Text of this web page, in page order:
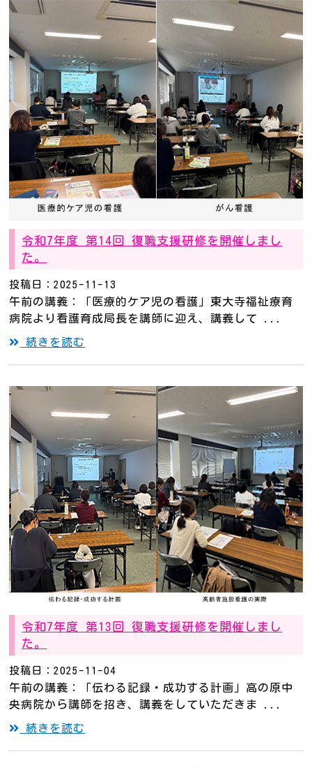
令和7年度 第14回 復職支援研修を開催しまし
た。
投稿日：2025-11-13
午前の講義：「医療的ケア児の看護」東大寺福祉療育
病院より看護育成局長を講師に迎え、講義して ...
続きを読む
令和7年度 第13回 復職支援研修を開催しまし
た。
投稿日：2025-11-04
午前の講義：「伝わる記録・成功する計画」高の原中
央病院から講師を招き、講義をしていただきま ...
続きを読む